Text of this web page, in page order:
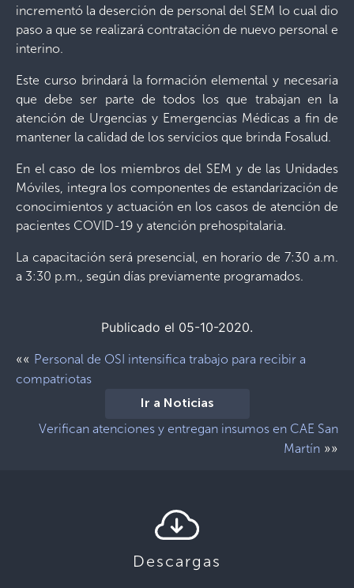
incrementó la deserción de personal del SEM lo cual dio
paso a que se realizará contratación de nuevo personal e
interino.
Este curso brindará la formación elemental y necesaria
que debe ser parte de todos los que trabajan en la
atención de Urgencias y Emergencias Médicas a fin de
mantener la calidad de los servicios que brinda Fosalud.
En el caso de los miembros del SEM y de las Unidades
Móviles, integra los componentes de estandarización de
conocimientos y actuación en los casos de atención de
pacientes COVID-19 y atención prehospitalaria.
La capacitación será presencial, en horario de 7:30 a.m.
a 3:30 p.m., según días previamente programados.
Publicado el 05-10-2020.
«« Personal de OSI intensifica trabajo para recibir a
compatriotas
Ir a Noticias
Verifican atenciones y entregan insumos en CAE San
Martín »»
Descargas